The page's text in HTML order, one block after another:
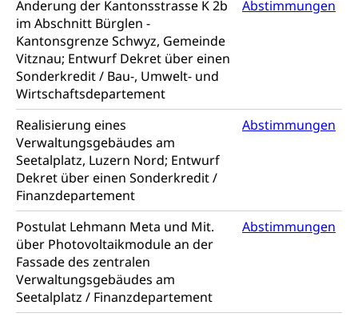
Änderung der Kantonsstrasse K 2b
im Abschnitt Bürglen -
Kantonsgrenze Schwyz, Gemeinde
Vitznau; Entwurf Dekret über einen
Sonderkredit / Bau-, Umwelt- und
Wirtschaftsdepartement
Abstimmungen
Realisierung eines
Verwaltungsgebäudes am
Seetalplatz, Luzern Nord; Entwurf
Dekret über einen Sonderkredit /
Finanzdepartement
Abstimmungen
Postulat Lehmann Meta und Mit.
über Photovoltaikmodule an der
Fassade des zentralen
Verwaltungsgebäudes am
Seetalplatz / Finanzdepartement
Abstimmungen
Betreibungsämter
Betreibungsverfahren
Konkursämter
Regierungsform, Stimm- und Wahlrecht,
Stimmrecht, Abstimmungen, Wahlen, politische
Parteien, Grundfreiheiten, Pluralismus
Volksrechte
Kantonale Steuern
Finanzausgleich, Einkommenssteuer, Kopfsteuer,
Personalsteuer, Haushaltssteuer, Vermögenssteuer,
Verrechnungssteuer, Quellensteuer,
Grundstückgewinnsteuer, Liegenschaftssteuer,
Handänderungssteuer, Grundsteuer, Kirchensteuer,
Gewerbesteuer, Vergnügungssteuer,
Reklameplakatsteuer, Verkehrssteuer,
Erbschaftssteuer, Schenkungssteuer, Gewinn- und
Kapitalsteuer
Steuern (Dienststelle)
Ombudsstellen
Vermittler, Vermittlungsstelle, Schlichtungsstelle,
Vermittlung, Schlichtung, Mediation